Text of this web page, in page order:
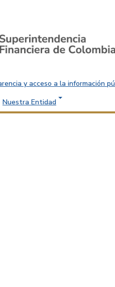
y acceso a la información
Nuestra Entidad